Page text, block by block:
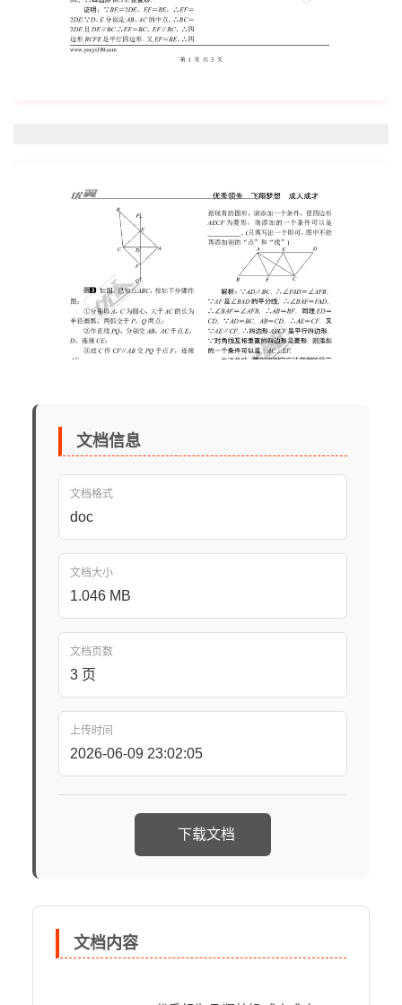
文档信息
文档格式
doc
文档大小
1.046 MB
文档页数
3 页
上传时间
2026-06-09 23:02:05
下载文档
文档内容